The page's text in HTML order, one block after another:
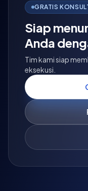
GRATIS
Siap
Anda
Tim kami siap
eksekusi.